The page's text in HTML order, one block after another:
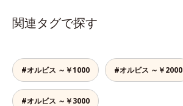
が手放せない私たちにぴったりのア
イテムです。*1 肌の乾燥、キメの
燥によるくすみをケアする植物性保
湿成分*6 ブライトニングフィルタ
ー（酸化チタン、シリカ、マイカ、
らケアで唇をそっといたわりなが
ら、メイク映えするしっとりやわら
ブラシに適量をとって、唇にやさし
くなじませてください。
てください。
関連タグで探す
#オルビス ～￥1000 #オルビス ～￥2000
#オルビス ～￥3000